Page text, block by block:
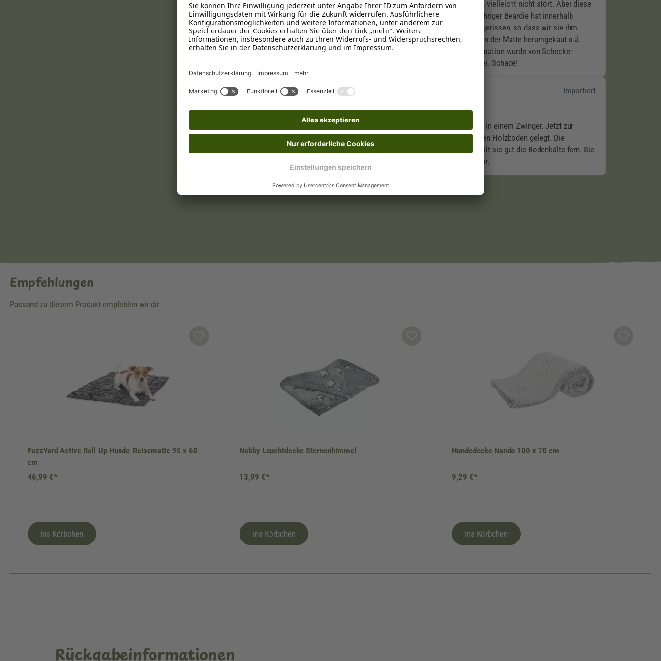
Empfehlungen
Passend zu diesem Produkt empfehlen wir dir
FuzzYard Active Roll-Up Hunde-Reisematte 90 x 60
cm
46,99 €*
Ins Körbchen
Nobby Leuchtdecke Sternenhimmel
13,99 €*
Ins Körbchen
Hundedecke Nando 100 x 70 cm
9,29 €*
Ins Körbchen
Rückgabeinformationen